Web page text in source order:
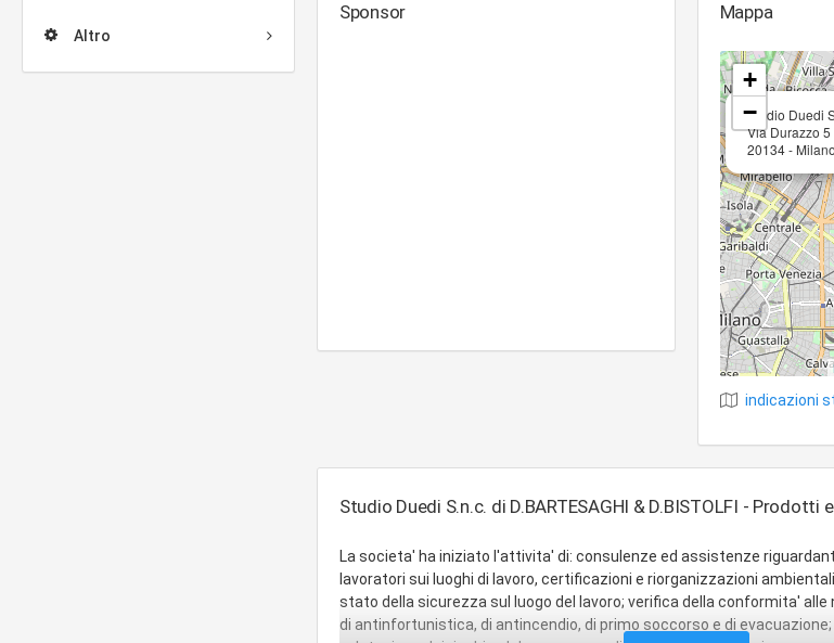
Altro
Sponsor Mappa
Studio Duedi
Via Durazzo 5
20134 -
+
−
indicazioni
Studio Duedi S.n.c. di D.BARTESAGHI & D.BISTOLFI - Prodotti
La societa' ha iniziato l'attivita' di: consulenze ed assistenze
lavoratori sui luoghi di lavoro, certificazioni e riorganizzazioni
stato della sicurezza sul luogo del lavoro; verifica della conformita'
di antinfortunistica, di antincendio, di primo soccorso e di